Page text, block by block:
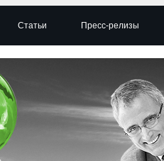
Статьи Пресс-релизы